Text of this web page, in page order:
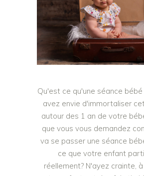
Qu'est ce qu'une séance bébé
avez envie d'immortaliser
autour des 1 an de votre
que vous vous demandez
va se passer une séance
ce que votre enfant
réellement? N'ayez crainte,